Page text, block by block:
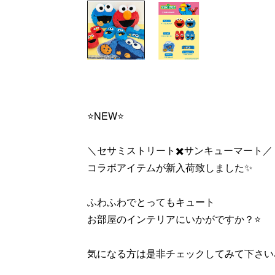
⭐️NEW⭐️
＼セサミストリート✖️サンキューマート／
コラボアイテムが新入荷致しました✨
ふわふわでとってもキュート
お部屋のインテリアにいかがですか？⭐️
気になる方は是非チェックしてみて下さ